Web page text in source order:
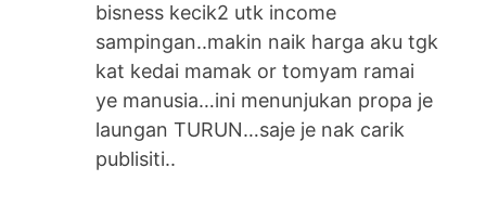
bisness kecik2 utk income
sampingan..makin naik harga aku tgk
kat kedai mamak or tomyam ramai
ye manusia…ini menunjukan propa je
laungan TURUN…saje je nak carik
publisiti..